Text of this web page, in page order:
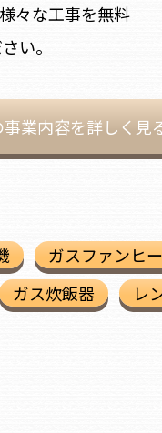
々な工事を無料
い。
業内容を詳しく見
ガスファンヒ
ガス炊飯器 レ